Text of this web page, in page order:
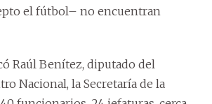
el fútbol– no encuentran
Raúl Benítez, diputado del
Nacional, la Secretaría de la